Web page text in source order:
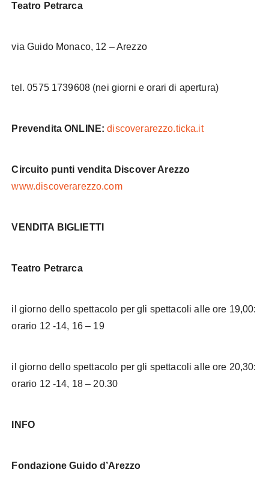
Teatro Petrarca
via Guido Monaco, 12 – Arezzo
tel. 0575 1739608 (nei giorni e orari di apertura)
Prevendita ONLINE:discoverarezzo.ticka.it
Circuito punti vendita Discover Arezzo
www.discoverarezzo.com
VENDITA BIGLIETTI
Teatro Petrarca
il giorno dello spettacolo per gli spettacoli alle ore 19,00:
orario 12 -14, 16 – 19
il giorno dello spettacolo per gli spettacoli alle ore 20,30:
orario 12 -14, 18 – 20.30
INFO
Fondazione Guido d’Arezzo